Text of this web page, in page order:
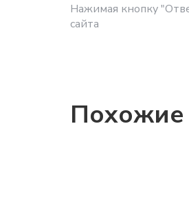
Нажимая кнопку
сайта